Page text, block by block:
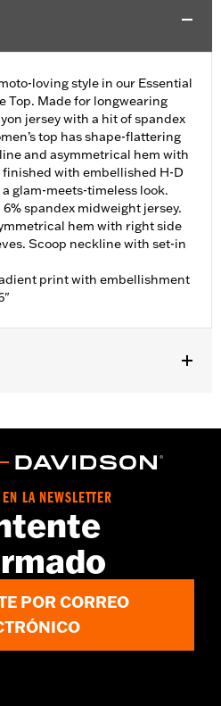
loving style in our Essential
Top. Made for longwearing
jersey with a hit of spandex
top has shape-flattering
and asymmetrical hem with
with embellished H-D
glam-meets-timeless look.
6% spandex midweight jersey.
hem with right side
Scoop neckline with set-in
print with embellishment
– Go towww.h-
LA NEWSLETTER
POR CORREO